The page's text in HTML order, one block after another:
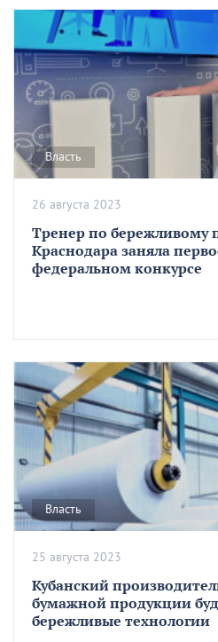
Власть
Тренер по бережливому
Краснодара заняла
федеральном конкурсе
26 августа 2023
Власть
Кубанский
бумажной продукции
бережливые технологии
25 августа 2023